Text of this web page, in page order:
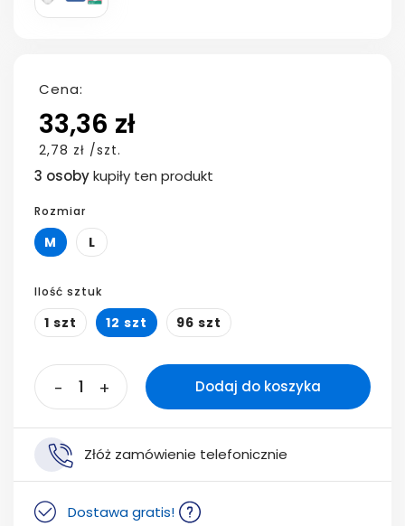
Cena:
33,36 zł
2,78 zł /szt.
3 osobykupiły ten produkt
Rozmiar
M L
Ilość sztuk
1 szt 12 szt 96 szt
- + Dodaj do koszyka
Złóż zamówienie telefonicznie
Dostawa gratis!